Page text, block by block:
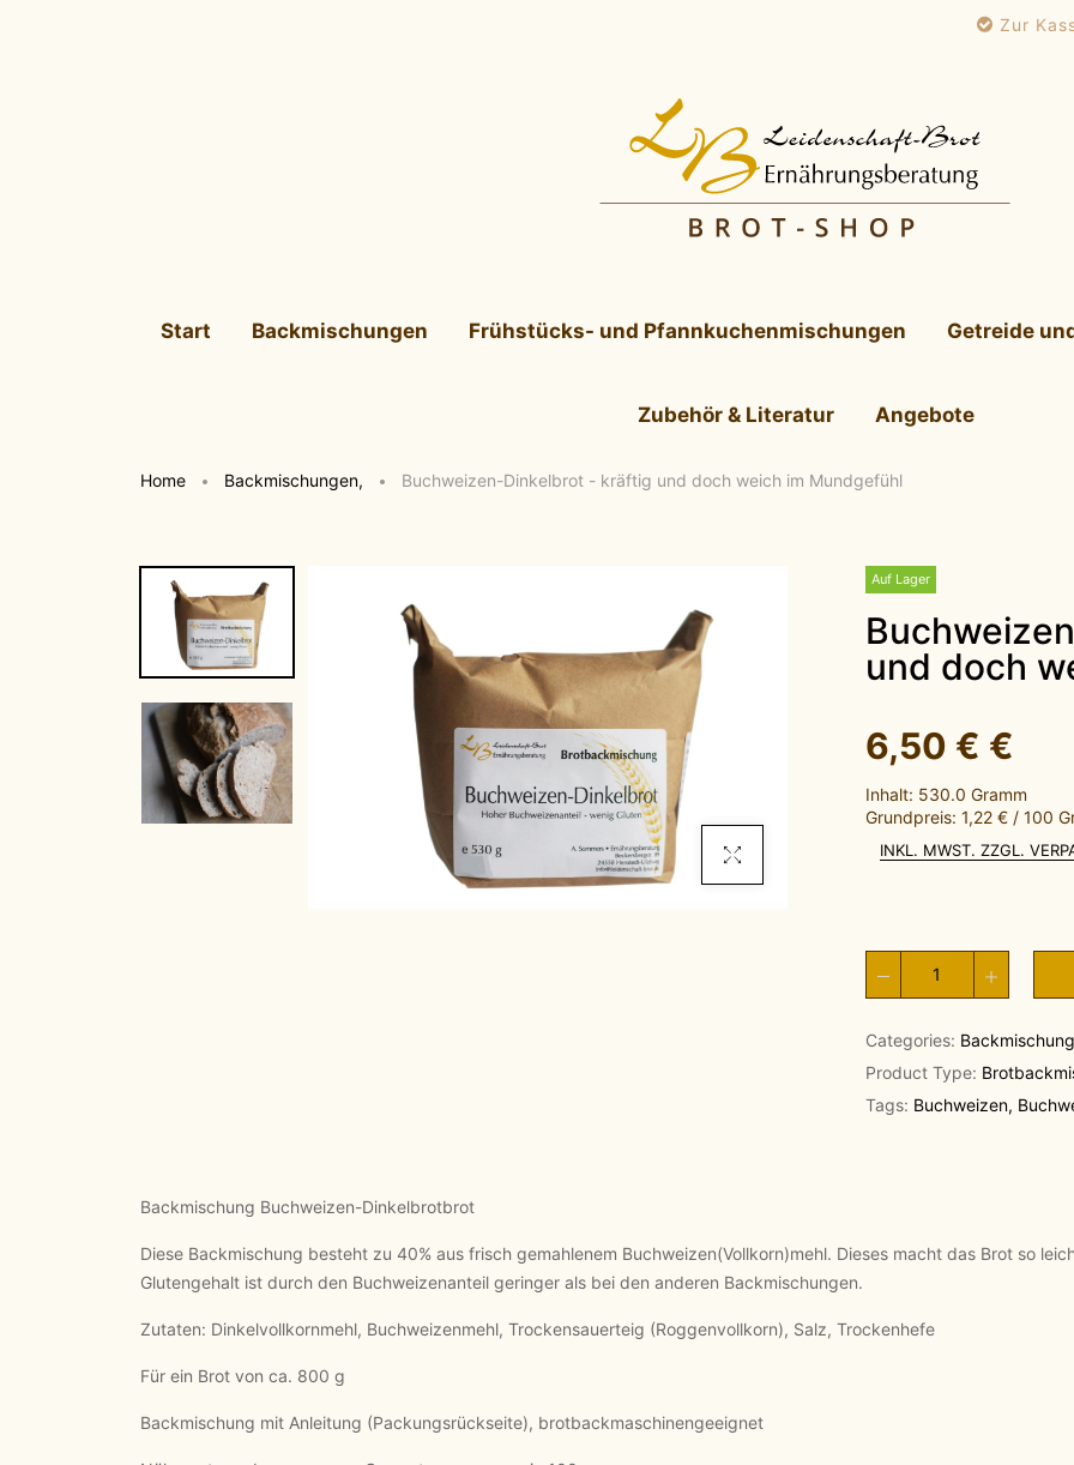
Zur
Start Backmischungen Frühstücks- und Pfannkuchenmischungen Getreide
Zubehör & Literatur Angebote
Home Backmischungen, Buchweizen-Dinkelbrot - kräftig und doch weich im Mundgefühl
Click To Enlarge
Auf Lager
Buchweizen-Dinkelbrot - kräftig
und doch
6,50 € €
Inhalt: 530.0 Gramm
Grundpreis: 1,22 € / 100
INKL. MWST. ZZGL.
Categories:
Product Type:
Tags: Buchweizen,
Backmischung Buchweizen-Dinkelbrotbrot
Diese Backmischung besteht zu 40% aus frisch gemahlenem Buchweizen(Vollkorn)mehl. Dieses macht das Brot so
Glutengehalt ist durch den Buchweizenanteil geringer als bei den anderen Backmischungen.
Zutaten: Dinkelvollkornmehl, Buchweizenmehl, Trockensauerteig (Roggenvollkorn), Salz, Trockenhefe
Für ein Brot von ca. 800 g
Backmischung mit Anleitung (Packungsrückseite), brotbackmaschinengeeignet